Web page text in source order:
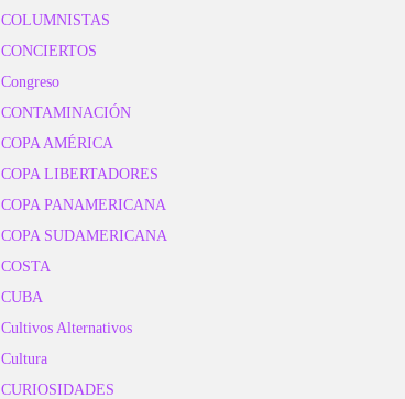
COLUMNISTAS
CONCIERTOS
Congreso
CONTAMINACIÓN
COPA AMÉRICA
COPA LIBERTADORES
COPA PANAMERICANA
COPA SUDAMERICANA
COSTA
CUBA
Cultivos Alternativos
Cultura
CURIOSIDADES